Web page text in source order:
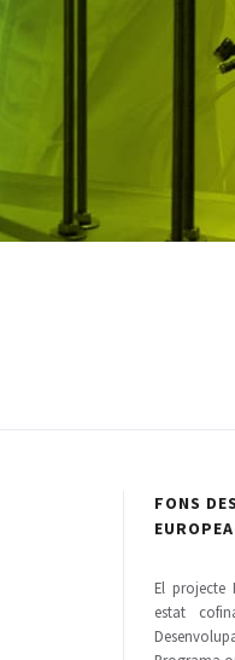
FONS
EUROPEA
El projecte
estat